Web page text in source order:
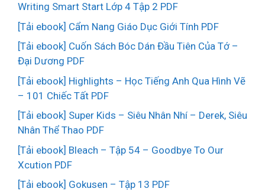
Writing Smart Start Lớp 4 Tập 2 PDF
[Tải ebook] Cẩm Nang Giáo Dục Giới Tính PDF
[Tải ebook] Cuốn Sách Bóc Dán Đầu Tiên Của Tớ –
Đại Dương PDF
[Tải ebook] Highlights – Học Tiếng Anh Qua Hình Vẽ
– 101 Chiếc Tất PDF
[Tải ebook] Super Kids – Siêu Nhân Nhí – Derek, Siêu
Nhân Thể Thao PDF
[Tải ebook] Bleach – Tập 54 – Goodbye To Our
Xcution PDF
[Tải ebook] Gokusen – Tập 13 PDF